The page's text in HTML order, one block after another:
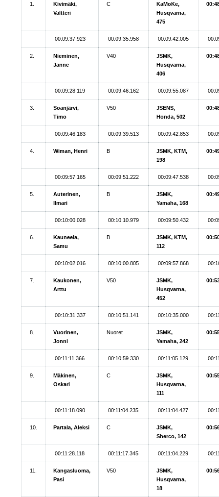
1.
Kivimäki,
Valtteri
C
KaMoKe,
Husqvarna,
475
00:09:37.923 00:09:35.958 00:09:42.005
2.
Nieminen,
Janne
V40
JSMK,
Husqvarna,
406
00:09:28.119 00:09:46.162 00:09:55.087
3.
Soanjärvi,
Timo
V50
JSENS,
Honda, 502
00:09:46.183 00:09:39.513 00:09:42.853
4. Wiman, Henri B
JSMK, KTM,
198
00:09:57.165 00:09:51.222 00:09:47.538
5.
Auterinen,
Ilmari
B
JSMK,
Yamaha, 168
00:10:00.028 00:10:10.979 00:09:50.432
6.
Kauneela,
Samu
B
JSMK, KTM,
112
00:10:02.016 00:10:00.805 00:09:57.868
7.
Kaukonen,
Arttu
V50
JSMK,
Husqvarna,
452
00:10:31.337 00:10:51.141 00:10:35.000
8.
Vuorinen,
Jonni
Nuoret
JSMK,
Yamaha, 242
00:11:11.366 00:10:59.330 00:11:05.129
9.
Mäkinen,
Oskari
C
JSMK,
Husqvarna,
111
00:11:18.090 00:11:04.235 00:11:04.427
10. Partala, Aleksi C
JSMK,
Sherco, 142
00:11:28.118 00:11:17.345 00:11:04.229
11.
Kangasluoma,
Pasi
V50
JSMK,
Husqvarna,
18